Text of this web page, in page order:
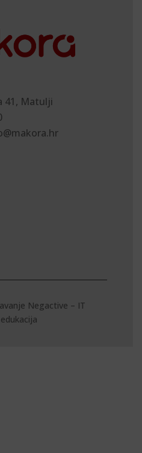
41, Matulji
Negactive – IT